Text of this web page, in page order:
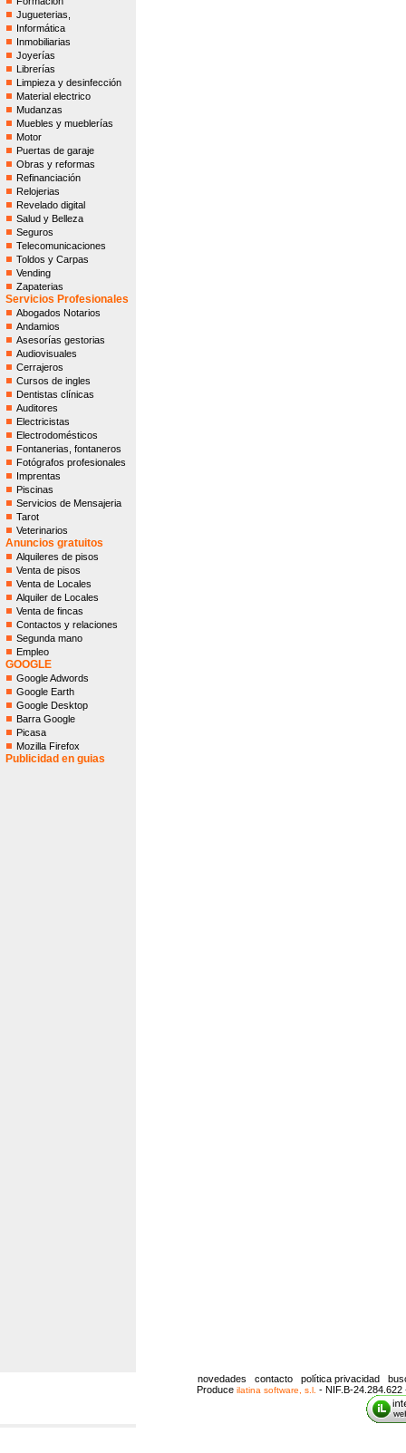
Jugueterias,
Informática
Inmobiliarias
Joyerías
Librerías
Limpieza y desinfección
Material electrico
Mudanzas
Muebles y mueblerías
Motor
Puertas de garaje
Obras y reformas
Refinanciación
Relojerias
Revelado digital
Salud y Belleza
Seguros
Telecomunicaciones
Toldos y Carpas
Vending
Zapaterias
Servicios Profesionales
Abogados Notarios
Andamios
Asesorías gestorias
Audiovisuales
Cerrajeros
Cursos de ingles
Dentistas clínicas
Auditores
Electricistas
Electrodomésticos
Fontanerias, fontaneros
Fotógrafos profesionales
Imprentas
Piscinas
Servicios de Mensajeria
Tarot
Veterinarios
Anuncios gratuitos
Alquileres de pisos
Venta de pisos
Venta de Locales
Alquiler de Locales
Venta de fincas
Contactos y relaciones
Segunda mano
Empleo
GOOGLE
Google Adwords
Google Earth
Google Desktop
Barra Google
Picasa
Mozilla Firefox
Publicidad en guias
novedades contacto política privacidad
Produce ilatina software, s.l. - NIF.B-